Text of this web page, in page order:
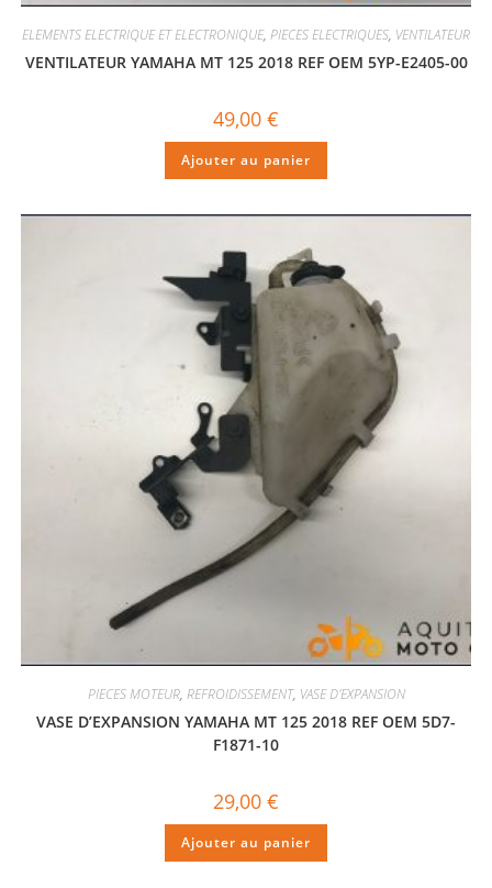
ELEMENTS ELECTRIQUE ET ELECTRONIQUE, PIECES ELECTRIQUES, VENTILATEUR
VENTILATEUR YAMAHA MT 125 2018 REF OEM 5YP-E2405-00
49,00 €
Ajouter au panier
PIECES MOTEUR, REFROIDISSEMENT, VASE D'EXPANSION
VASE D’EXPANSION YAMAHA MT 125 2018 REF OEM 5D7-
F1871-10
29,00 €
Ajouter au panier